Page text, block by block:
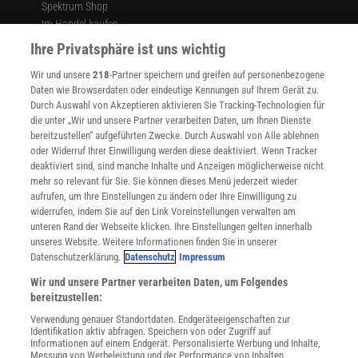
* Namen geändert
Jetzt sind Sie dran!
Entwickeln Sie Ihren persönlichen Präventionsplan. Wann
haben Sie und Ihr Partner oder Ihre Partnerin das letzte Mal
einen STI-Test gemacht? Falls das lange her oder noch nie
passiert ist: Vereinbaren Sie gemeinsam einen Termin.
Sprechen Sie auch darüber: Wie würden wir damit umgehen,
wenn einer von uns eine STI-Diagnose bekäme? Was
bräuchten wir, um in so einer Situation sachlich und ohne
Vorwürfe miteinander zu sprechen?
Diesen Artikel empfehlen:
Carsten Müller
Der Sexual- und Paartherapeut berät in seiner Duisburger Praxis
Spektrum Shop
Im Handel kaufen
Presse
Verträge kündigen
Widerruf
INFO
Mediadaten
Datenschutz
Nutzungsbedingungen
Cookie-Einstellungen
Utiq verwalten
Nutzungsbasierte Onlinewerbung
Alle Artikel
Impressum
Angebote für Schulen
Angebote für Institutionen
Sprachen lernen mit Gymglish
Lexika
Ihre Privatsphäre ist uns wichtig
Wir und unsere218-Partner speichern und greifen auf personenbezogene
Daten wie Browserdaten oder eindeutige Kennungen auf Ihrem Gerät zu.
Durch Auswahl von Akzeptieren aktivieren Sie Tracking-Technologien für
die unter „Wir und unsere Partner verarbeiten Daten, um Ihnen Dienste
bereitzustellen“ aufgeführten Zwecke. Durch Auswahl von Alle ablehnen
oder Widerruf Ihrer Einwilligung werden diese deaktiviert. Wenn Tracker
deaktiviert sind, sind manche Inhalte und Anzeigen möglicherweise nicht
mehr so relevant für Sie. Sie können dieses Menü jederzeit wieder
aufrufen, um Ihre Einstellungen zu ändern oder Ihre Einwilligung zu
widerrufen, indem Sie auf den Link Voreinstellungen verwalten am
unteren Rand der Webseite klicken. Ihre Einstellungen gelten innerhalb
unseres Website. Weitere Informationen finden Sie in unserer
Datenschutzerklärung. Datenschutz Impressum
Wir und unsere Partner verarbeiten Daten, um Folgendes
bereitzustellen:
Verwendung genauer Standortdaten. Endgeräteeigenschaften zur
Identifikation aktiv abfragen. Speichern von oder Zugriff auf
Informationen auf einem Endgerät. Personalisierte Werbung und Inhalte,
Messung von Werbeleistung und der Performance von Inhalten,